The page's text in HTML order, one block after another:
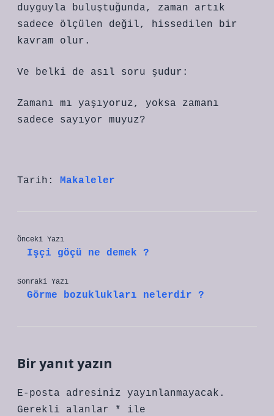
duyguyla buluştuğunda, zaman artık
sadece ölçülen değil, hissedilen bir
kavram olur.
Ve belki de asıl soru şudur:
Zamanı mı yaşıyoruz, yoksa zamanı
sadece sayıyor muyuz?
Tarih: Makaleler
Önceki Yazı
Işçi göçü ne demek ?
Sonraki Yazı
Görme bozuklukları nelerdir ?
Bir yanıt yazın
E-posta adresiniz yayınlanmayacak.
Gerekli alanlar
*
ile